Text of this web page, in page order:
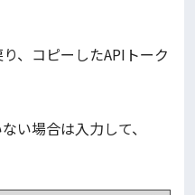
、コピーしたAPIトーク
い場合は入力して、